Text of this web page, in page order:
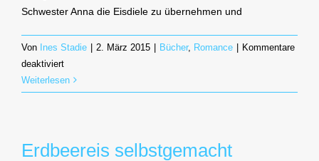
Schwester Anna die Eisdiele zu übernehmen und
Von Ines Stadie | 2. März 2015 | Bücher, Romance | Kommentare
deaktiviertfür
Vivians
himmlisches
Clements)
Weiterlesen
Erdbeereis selbstgemacht